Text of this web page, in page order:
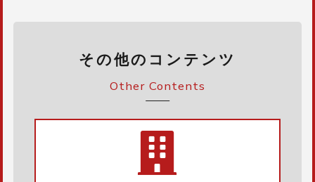
その他のコンテンツ
Other Contents